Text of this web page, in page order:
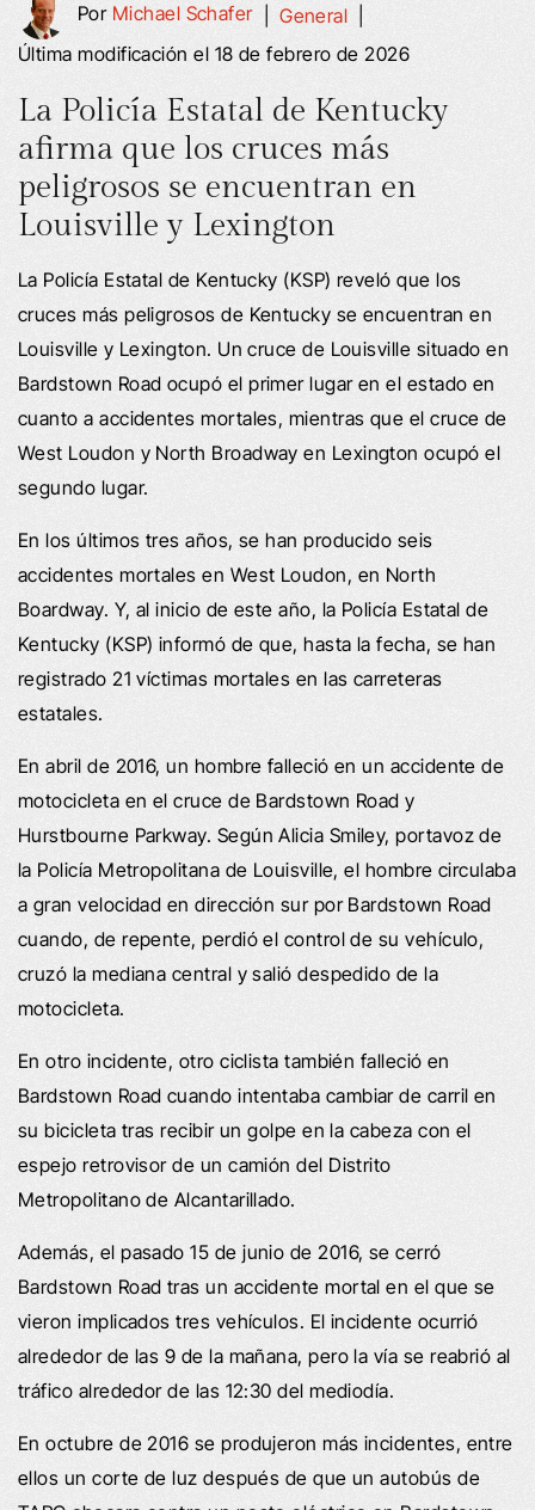
Por Michael Schafer|General
Última modificación el 18 de febrero de 2026
La Policía Estatal de Kentucky
afirma que los cruces más
peligrosos se encuentran en
Louisville y Lexington
La Policía Estatal de Kentucky (KSP) reveló que los
cruces más peligrosos de Kentucky se encuentran en
Louisville y Lexington. Un cruce de Louisville situado en
Bardstown Road ocupó el primer lugar en el estado en
cuanto a accidentes mortales, mientras que el cruce de
West Loudon y North Broadway en Lexington ocupó el
segundo lugar.
En los últimos tres años, se han producido seis
accidentes mortales en West Loudon, en North
Boardway. Y, al inicio de este año, la Policía Estatal de
Kentucky (KSP) informó de que, hasta la fecha, se han
registrado 21 víctimas mortales en las carreteras
estatales.
En abril de 2016, un hombre falleció en un accidente de
motocicleta en el cruce de Bardstown Road y
Hurstbourne Parkway. Según Alicia Smiley, portavoz de
la Policía Metropolitana de Louisville, el hombre circulaba
a gran velocidad en dirección sur por Bardstown Road
cuando, de repente, perdió el control de su vehículo,
cruzó la mediana central y salió despedido de la
motocicleta.
En otro incidente, otro ciclista también falleció en
Bardstown Road cuando intentaba cambiar de carril en
su bicicleta tras recibir un golpe en la cabeza con el
espejo retrovisor de un camión del Distrito
Metropolitano de Alcantarillado.
Además, el pasado 15 de junio de 2016, se cerró
Bardstown Road tras un accidente mortal en el que se
vieron implicados tres vehículos. El incidente ocurrió
alrededor de las 9 de la mañana, pero la vía se reabrió al
tráfico alrededor de las 12:30 del mediodía.
En octubre de 2016 se produjeron más incidentes, entre
ellos un corte de luz después de que un autobús de